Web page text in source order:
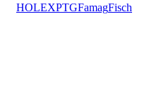
HOLEXPTGFamagFisch